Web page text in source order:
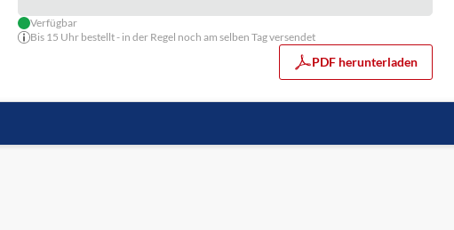
Verfügbar
Bis 15 Uhr bestellt - in der Regel noch am selben Tag versendet
PDF herunterladen